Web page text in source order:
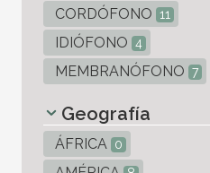
CORDÓFONO 11
IDIÓFONO 4
MEMBRANÓFONO 7
Geografía
ÁFRICA 0